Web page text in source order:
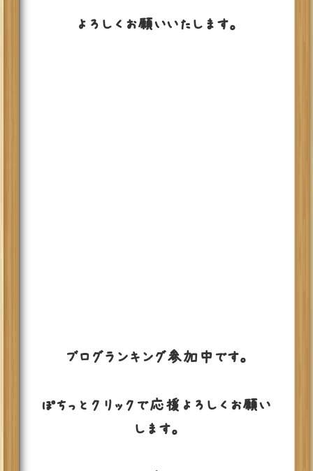
よろしくお願いいたします。
ブログランキング参加中です。
ぽちっとクリックで応援よろしくお願い
します。